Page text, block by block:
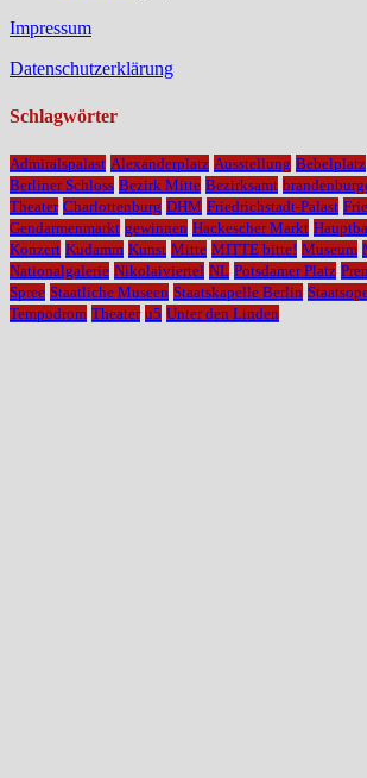
Impressum
Datenschutzerklärung
Schlagwörter
Admiralspalast Alexanderplatz Ausstellung Bebelplatz
Berliner Schloss Bezirk Mitte Bezirksamt
Theater Charlottenburg DHM Friedrichstadt-Palast
Gendarmenmarkt gewinnen Hackescher Markt
Konzert Kudamm Kunst Mitte MITTE bitte! Museum
Nationalgalerie Nikolaiviertel NL Potsdamer Platz
Spree Staatliche Museen Staatskapelle Berlin
Tempodrom Theater u5 Unter den Linden